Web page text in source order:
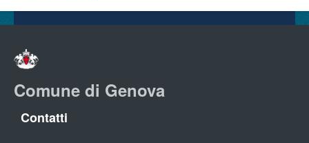
Comune di Genova
Contatti